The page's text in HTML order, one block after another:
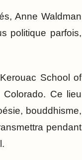
Anne Waldman
politique parfois,
School of
Ce lieu
bouddhisme,
pendant